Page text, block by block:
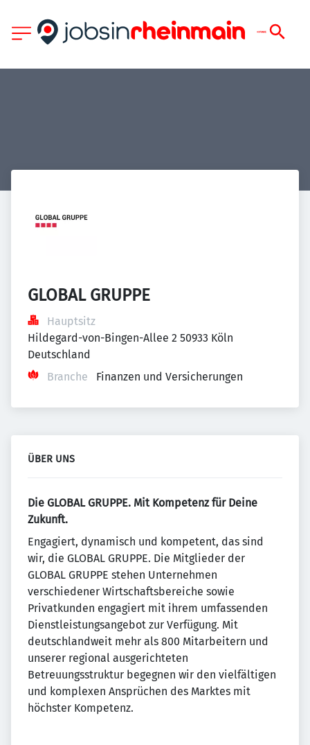
GLOBAL GRUPPE
Hauptsitz
Hildegard-von-Bingen-Allee 2 50933 Köln
Deutschland
Branche
Finanzen und Versicherungen
ÜBER UNS
Die GLOBAL GRUPPE. Mit Kompetenz für Deine
Zukunft.
Engagiert, dynamisch und kompetent, das sind
wir, die GLOBAL GRUPPE. Die Mitglieder der
GLOBAL GRUPPE stehen Unternehmen
verschiedener Wirtschaftsbereiche sowie
Privatkunden engagiert mit ihrem umfassenden
Dienstleistungsangebot zur Verfügung. Mit
deutschlandweit mehr als 800 Mitarbeitern und
unserer regional ausgerichteten
Betreuungsstruktur begegnen wir den vielfältigen
und komplexen Ansprüchen des Marktes mit
höchster Kompetenz.